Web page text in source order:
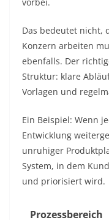
Das bedeutet nicht,
Konzern arbeiten
ebenfalls. Der
Struktur: klare
Vorlagen und
Ein Beispiel: Wenn
Entwicklung
unruhiger
System, in dem
und priorisiert wird.
Prozessbereich